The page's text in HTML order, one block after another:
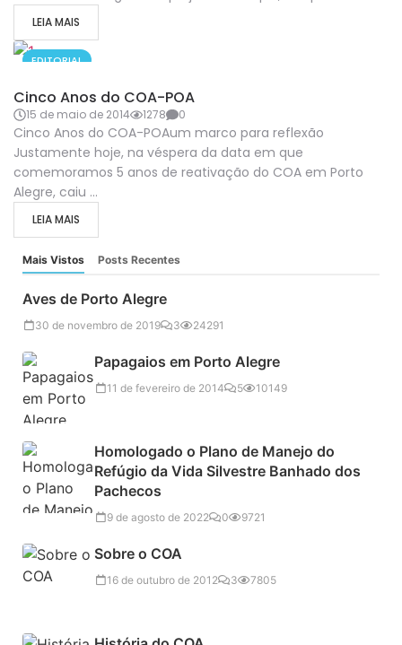
LEIA MAIS
EDITORIAL
Cinco Anos do COA-POA
15 de maio de 2014 1278 0
Cinco Anos do COA-POAum marco para reflexão
Justamente hoje, na véspera da data em que
comemoramos 5 anos de reativação do COA em Porto
Alegre, caiu ...
LEIA MAIS
Mais Vistos Posts Recentes
Aves de Porto Alegre
30 de novembro de 2019 3 24291
Papagaios em Porto Alegre
11 de fevereiro de 2014 5 10149
Homologado o Plano de Manejo do
Refúgio da Vida Silvestre Banhado dos
Pachecos
9 de agosto de 2022 0 9721
Sobre o COA
16 de outubro de 2012 3 7805